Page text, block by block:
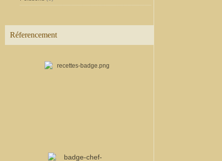
Réferencement